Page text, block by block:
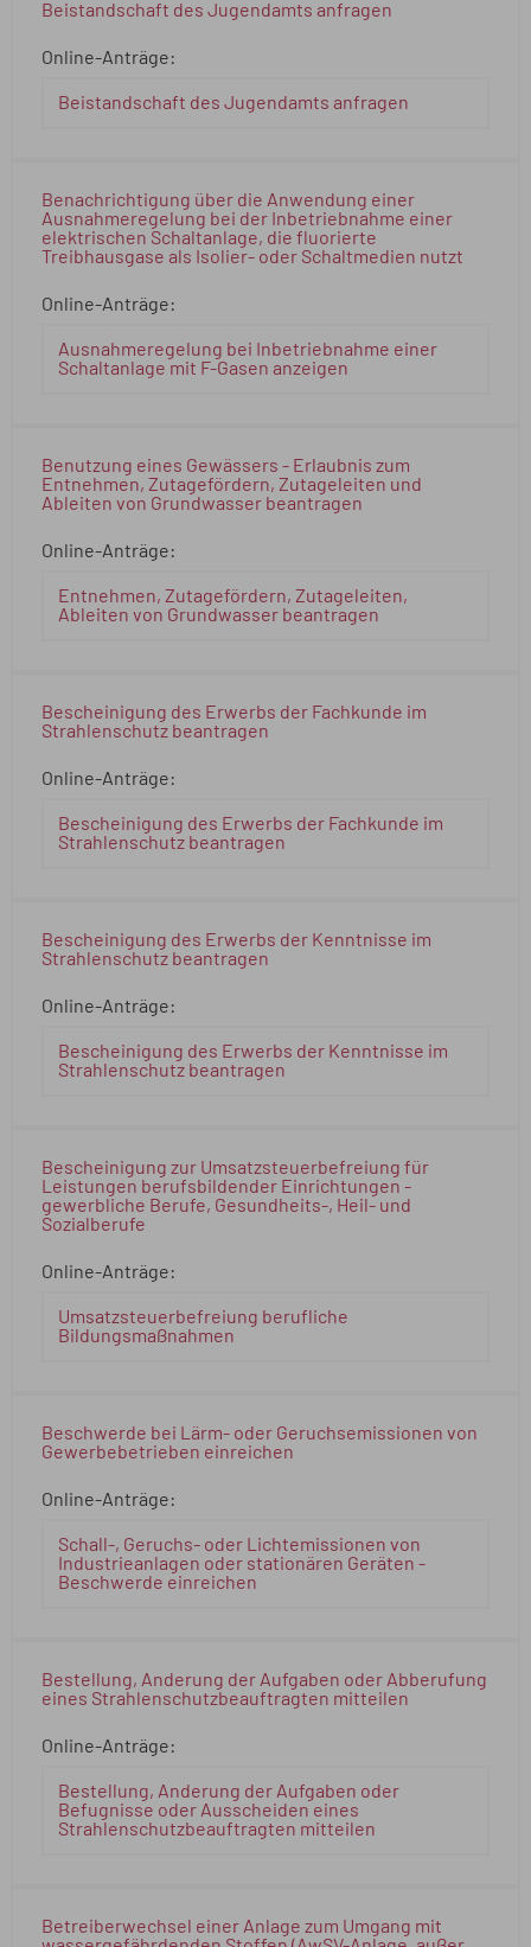
Beistandschaft des Jugendamts anfragen
Online-Anträge:
Beistandschaft des Jugendamts anfragen
Benachrichtigung über die Anwendung einer
Ausnahmeregelung bei der Inbetriebnahme einer
elektrischen Schaltanlage, die fluorierte
Treibhausgase als Isolier- oder Schaltmedien nutzt
Online-Anträge:
Ausnahmeregelung bei Inbetriebnahme einer
Schaltanlage mit F-Gasen anzeigen
Benutzung eines Gewässers - Erlaubnis zum
Entnehmen, Zutagefördern, Zutageleiten und
Ableiten von Grundwasser beantragen
Online-Anträge:
Entnehmen, Zutagefördern, Zutageleiten,
Ableiten von Grundwasser beantragen
Bescheinigung des Erwerbs der Fachkunde im
Strahlenschutz beantragen
Online-Anträge:
Bescheinigung des Erwerbs der Fachkunde im
Strahlenschutz beantragen
Bescheinigung des Erwerbs der Kenntnisse im
Strahlenschutz beantragen
Online-Anträge:
Bescheinigung des Erwerbs der Kenntnisse im
Strahlenschutz beantragen
Bescheinigung zur Umsatzsteuerbefreiung für
Leistungen berufsbildender Einrichtungen -
gewerbliche Berufe, Gesundheits-, Heil- und
Sozialberufe
Online-Anträge:
Umsatzsteuerbefreiung berufliche
Bildungsmaßnahmen
Beschwerde bei Lärm- oder Geruchsemissionen von
Gewerbebetrieben einreichen
Online-Anträge:
Schall-, Geruchs- oder Lichtemissionen von
Industrieanlagen oder stationären Geräten -
Beschwerde einreichen
Bestellung, Änderung der Aufgaben oder Abberufung
eines Strahlenschutzbeauftragten mitteilen
Online-Anträge:
Bestellung, Änderung der Aufgaben oder
Befugnisse oder Ausscheiden eines
Strahlenschutzbeauftragten mitteilen
Betreiberwechsel einer Anlage zum Umgang mit